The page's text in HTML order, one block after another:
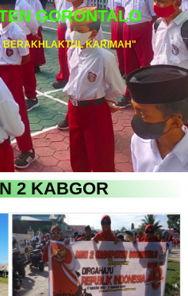
GORONTALO
BERAKHLAKTUL KARIMAH"
2 KABGOR